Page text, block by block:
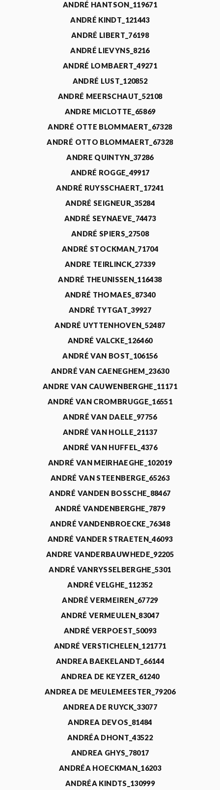
ANDRÉ HANTSON_119671
ANDRÉ KINDT_121443
ANDRÉ LIBERT_76198
ANDRÉ LIEVYNS_8216
ANDRÉ LOMBAERT_49271
ANDRÉ LUST_120852
ANDRÉ MEERSCHAUT_52108
ANDRE MICLOTTE_65869
ANDRÉ OTTE BLOMMAERT_67328
ANDRÉ OTTO BLOMMAERT_67328
ANDRE QUINTYN_37286
ANDRÉ ROGGE_49917
ANDRÉ RUYSSCHAERT_17241
ANDRÉ SEIGNEUR_35284
ANDRÉ SEYNAEVE_74473
ANDRÉ SPIERS_27508
ANDRÉ STOCKMAN_71704
ANDRE TEIRLINCK_27339
ANDRÉ THEUNISSEN_116438
ANDRÉ THOMAES_87340
ANDRÉ TYTGAT_39927
ANDRÉ UYTTENHOVEN_52487
ANDRÉ VALCKE_126460
ANDRÉ VAN BOST_106156
ANDRÉ VAN CAENEGHEM_23630
ANDRE VAN CAUWENBERGHE_11171
ANDRÉ VAN CROMBRUGGE_16551
ANDRÉ VAN DAELE_97756
ANDRÉ VAN HOLLE_21137
ANDRÉ VAN HUFFEL_4376
ANDRÉ VAN MEIRHAEGHE_102019
ANDRÉ VAN STEENBERGE_65263
ANDRÉ VANDEN BOSSCHE_88467
ANDRÉ VANDENBERGHE_7879
ANDRÉ VANDENBROECKE_76348
ANDRÉ VANDER STRAETEN_46093
ANDRE VANDERBAUWHEDE_92205
ANDRÉ VANRYSSELBERGHE_5301
ANDRÉ VELGHE_112352
ANDRÉ VERMEIREN_67729
ANDRÉ VERMEULEN_83047
ANDRÉ VERPOEST_50093
ANDRÉ VERSTICHELEN_121771
ANDREA BAEKELANDT_66144
ANDREA DE KEYZER_61240
ANDREA DE MEULEMEESTER_79206
ANDREA DE RUYCK_33077
ANDREA DEVOS_81484
ANDRÉA DHONT_43522
ANDREA GHYS_78017
ANDRÉA HOECKMAN_16203
ANDRÉA KINDTS_130999